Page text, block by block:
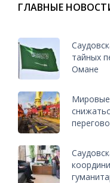
ГЛАВНЫЕ
тайных
Омане